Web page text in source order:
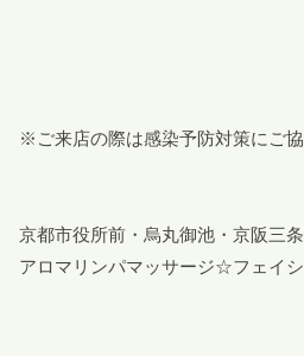
※ご来店の際は感染予防対策にご協
京都市役所前・烏丸御池・京阪三
アロマリンパマッサージ☆フェイ